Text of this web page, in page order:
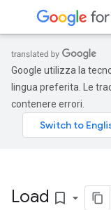
Google utilizza la
lingua preferita. Le
contenere errori.
Load bookmark_border